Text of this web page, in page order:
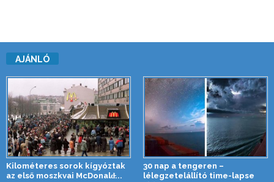
AJÁNLÓ
Kilométeres sorok kígyóztak
az első moszkvai McDonald̵...
30 nap a tengeren –
lélegzetelállító time-lapse